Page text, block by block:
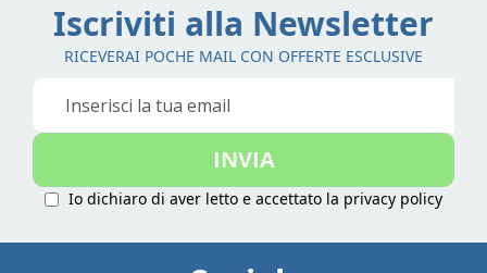
Iscriviti alla Newsletter
RICEVERAI POCHE MAIL CON OFFERTE ESCLUSIVE
Iscriviti
nostra
INVIA
Io dichiaro di aver letto e accettato la privacy policy